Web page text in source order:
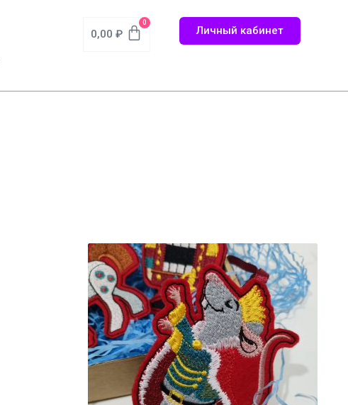
0,00 ₽
0
Личный кабинет